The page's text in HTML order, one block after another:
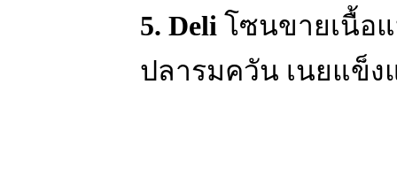
5. Deli โซนขายเนื้อ
ปลารมควัน เนยแข็ง